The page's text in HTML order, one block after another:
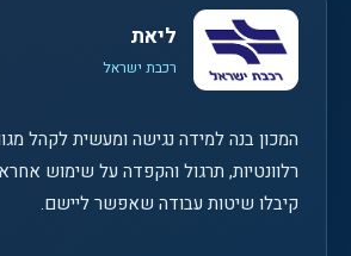
ליאת
רכבת ישראל
המכון בנה למידה נגישה ומעשית לקהל
רלוונטיות, תרגול והקפדה על שימוש
קיבלו שיטות עבודה שאפשר ליישם.